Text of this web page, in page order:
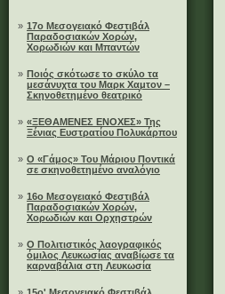
» 17ο Μεσογειακό Φεστιβάλ
Παραδοσιακών Χορών,
Χορωδιών και Μπαντών
» Ποιός σκότωσε το σκύλο τα
μεσάνυχτα του Μαρκ Χαμτον –
Σκηνοθετημένο θεατρικό
» «ΞΕΘΑΜΕΝΕΣ ΕΝΟΧΕΣ» Της
Ξένιας Ευστρατίου Πολυκάρπου
» Ο «Γάμος» Του Μάριου Ποντικά
σε σκηνοθετημένο αναλόγιο
» 16ο Μεσογειακό Φεστιβάλ
Παραδοσιακών Χορών,
Χορωδιών και Ορχηστρών
» Ο Πολιτιστικός λαογραφικός
όμιλος Λευκωσίας αναβίωσε τα
καρναβάλια στη Λευκωσία